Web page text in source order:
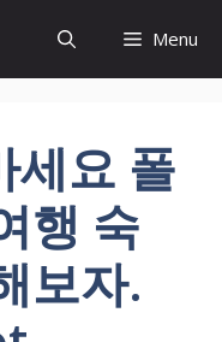
Menu
세요 폴
행 숙
보자.